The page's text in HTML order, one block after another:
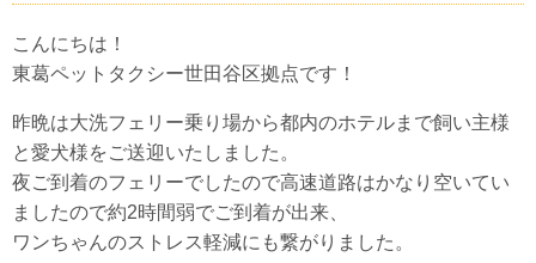
こんにちは！
東葛ペットタクシー世田谷区拠点です！
昨晩は大洗フェリー乗り場から都内のホテルまで飼い主様
と愛犬様をご送迎いたしました。
夜ご到着のフェリーでしたので高速道路はかなり空いてい
ましたので約2時間弱でご到着が出来、
ワンちゃんのストレス軽減にも繋がりました。